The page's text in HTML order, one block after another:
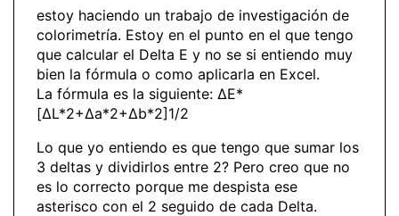
estoy haciendo un trabajo de investigación de
colorimetría. Estoy en el punto en el que tengo
que calcular el Delta E y no se si entiendo muy
bien la fórmula o como aplicarla en Excel.
La fórmula es la siguiente: ΔE*
[ΔL*2+Δa*2+Δb*2]1/2
Lo que yo entiendo es que tengo que sumar los
3 deltas y dividirlos entre 2? Pero creo que no
es lo correcto porque me despista ese
asterisco con el 2 seguido de cada Delta.